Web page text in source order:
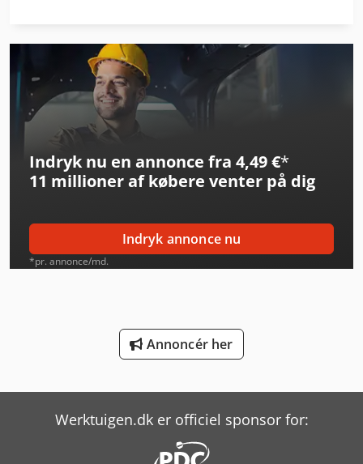
Linde Reachstacker
Man L 2000
Man Tga 18
Man Tga 26
Man Tge
Man Tge 3
Man Tgl 10
Man Tgm 12
Man Tgm 15
Indryk nu en annonce fra 4,49 €*
11 millioner af købere venter på dig
Indryk annonce nu
*pr. annonce/md.
Annoncér her
Werktuigen.dk er officiel sponsor for: